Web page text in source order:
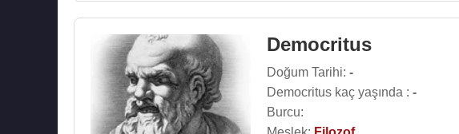
Democritus
Doğum Tarihi: -
Democritus kaç yaşında : -
Burcu: